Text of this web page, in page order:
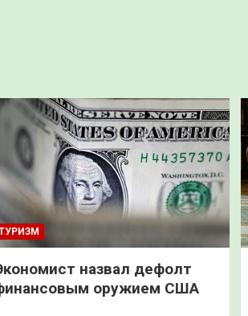
назвал дефолт
оружием США